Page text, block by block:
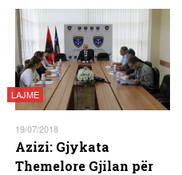
LAJME
19/07/2018
Azizi: Gjykata
Themelore Gjilan për